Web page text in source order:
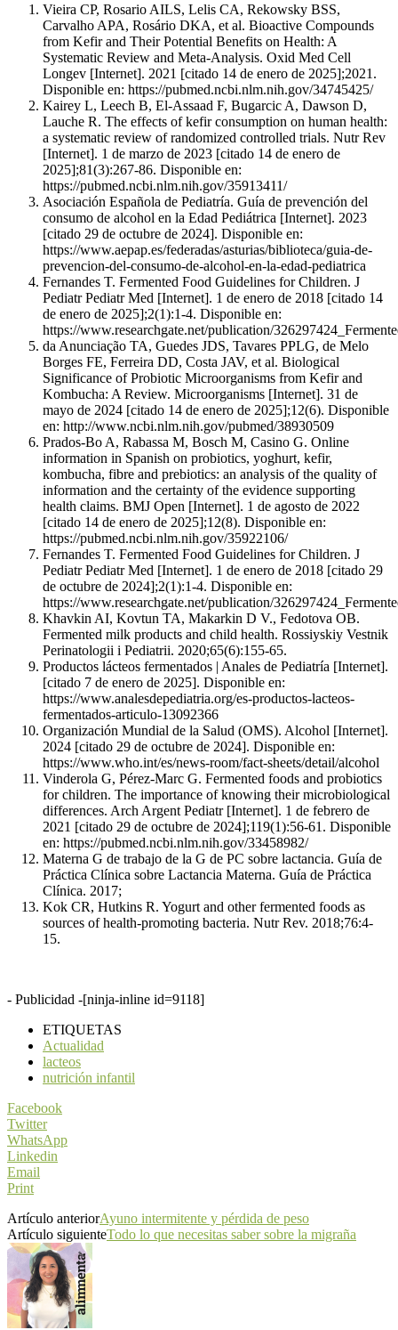
Vieira CP, Rosario AILS, Lelis CA, Rekowsky BSS,
Carvalho APA, Rosário DKA, et al. Bioactive Compounds
from Kefir and Their Potential Benefits on Health: A
Systematic Review and Meta-Analysis. Oxid Med Cell
Longev [Internet]. 2021 [citado 14 de enero de 2025];2021.
Disponible en: https://pubmed.ncbi.nlm.nih.gov/34745425/
Kairey L, Leech B, El-Assaad F, Bugarcic A, Dawson D,
Lauche R. The effects of kefir consumption on human health:
a systematic review of randomized controlled trials. Nutr Rev
[Internet]. 1 de marzo de 2023 [citado 14 de enero de
2025];81(3):267-86. Disponible en:
https://pubmed.ncbi.nlm.nih.gov/35913411/
Asociación Española de Pediatría. Guía de prevención del
consumo de alcohol en la Edad Pediátrica [Internet]. 2023
[citado 29 de octubre de 2024]. Disponible en:
https://www.aepap.es/federadas/asturias/biblioteca/guia-de-
prevencion-del-consumo-de-alcohol-en-la-edad-pediatrica
Fernandes T. Fermented Food Guidelines for Children. J
Pediatr Pediatr Med [Internet]. 1 de enero de 2018 [citado 14
de enero de 2025];2(1):1-4. Disponible en:
https://www.researchgate.net/publication/
da Anunciação TA, Guedes JDS, Tavares PPLG, de Melo
Borges FE, Ferreira DD, Costa JAV, et al. Biological
Significance of Probiotic Microorganisms from Kefir and
Kombucha: A Review. Microorganisms [Internet]. 31 de
mayo de 2024 [citado 14 de enero de 2025];12(6). Disponible
en: http://www.ncbi.nlm.nih.gov/pubmed/38930509
Prados-Bo A, Rabassa M, Bosch M, Casino G. Online
information in Spanish on probiotics, yoghurt, kefir,
kombucha, fibre and prebiotics: an analysis of the quality of
information and the certainty of the evidence supporting
health claims. BMJ Open [Internet]. 1 de agosto de 2022
[citado 14 de enero de 2025];12(8). Disponible en:
https://pubmed.ncbi.nlm.nih.gov/35922106/
Fernandes T. Fermented Food Guidelines for Children. J
Pediatr Pediatr Med [Internet]. 1 de enero de 2018 [citado 29
de octubre de 2024];2(1):1-4. Disponible en:
https://www.researchgate.net/publication/
Khavkin AI, Kovtun TA, Makarkin D V., Fedotova OB.
Fermented milk products and child health. Rossiyskiy Vestnik
Perinatologii i Pediatrii. 2020;65(6):155-65.
Productos lácteos fermentados | Anales de Pediatría [Internet].
[citado 7 de enero de 2025]. Disponible en:
https://www.analesdepediatria.org/es-productos-lacteos-
fermentados-articulo-13092366
Organización Mundial de la Salud (OMS). Alcohol [Internet].
2024 [citado 29 de octubre de 2024]. Disponible en:
https://www.who.int/es/news-room/fact-sheets/detail/alcohol
Vinderola G, Pérez-Marc G. Fermented foods and probiotics
for children. The importance of knowing their microbiological
differences. Arch Argent Pediatr [Internet]. 1 de febrero de
2021 [citado 29 de octubre de 2024];119(1):56-61. Disponible
en: https://pubmed.ncbi.nlm.nih.gov/33458982/
Materna G de trabajo de la G de PC sobre lactancia. Guía de
Práctica Clínica sobre Lactancia Materna. Guía de Práctica
Clínica. 2017;
Kok CR, Hutkins R. Yogurt and other fermented foods as
sources of health-promoting bacteria. Nutr Rev. 2018;76:4-
15.
- Publicidad -[ninja-inline id=9118]
ETIQUETAS
Actualidad
lacteos
nutrición infantil
Facebook
Twitter
WhatsApp
Linkedin
Email
Print
Artículo anteriorAyuno intermitente y pérdida de peso
Artículo siguienteTodo lo que necesitas saber sobre la migraña